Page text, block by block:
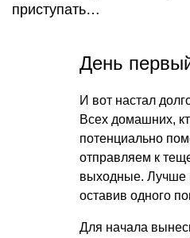
приступать…
День
И вот настал
Всех домашних,
потенциально
отправляем к
выходные. Лучше
оставив одного
Для начала